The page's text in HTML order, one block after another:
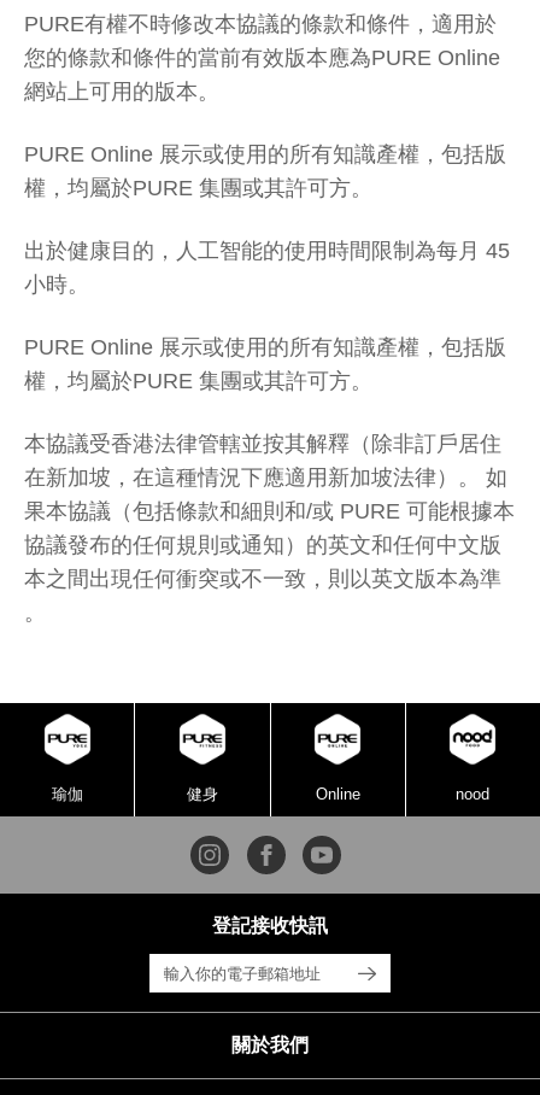
PURE有權不時修改本協議的條款和條件，適用於
您的條款和條件的當前有效版本應為PURE Online
網站上可用的版本。
PURE Online 展示或使用的所有知識產權，包括版
權，均屬於PURE 集團或其許可方。
出於健康目的，人工智能的使用時間限制為每月 45
小時。
PURE Online 展示或使用的所有知識產權，包括版
權，均屬於PURE 集團或其許可方。
本協議受香港法律管轄並按其解釋（除非訂戶居住
在新加坡，在這種情況下應適用新加坡法律）。 如
果本協議（包括條款和細則和/或 PURE 可能根據本
協議發布的任何規則或通知）的英文和任何中文版
本之間出現任何衝突或不一致，則以英文版本為準
。
瑜伽 健身 Online nood
關於我們
登記接收快訊